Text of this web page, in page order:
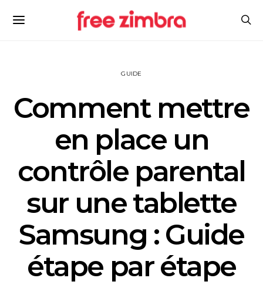
GUIDE
Comment mettre
en place un
contrôle parental
sur une tablette
Samsung : Guide
étape par étape